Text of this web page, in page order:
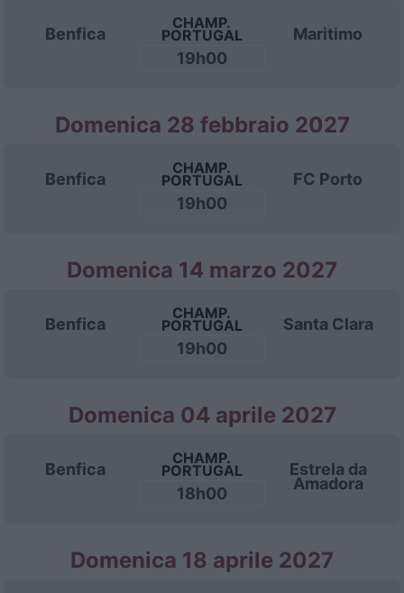
Benfica
CHAMP.
PORTUGAL
19h00
Maritimo
Domenica 28 febbraio 2027
Benfica
CHAMP.
PORTUGAL
19h00
FC Porto
Domenica 14 marzo 2027
Benfica
CHAMP.
PORTUGAL
19h00
Santa Clara
Domenica 04 aprile 2027
Benfica
CHAMP.
PORTUGAL
18h00
Estrela da
Amadora
Domenica 18 aprile 2027